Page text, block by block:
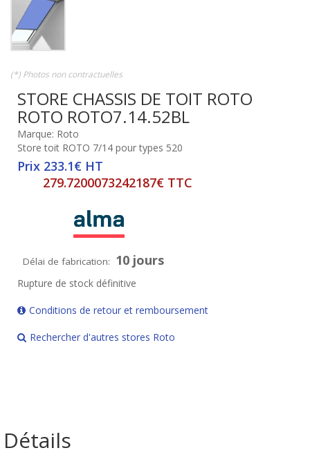
(*) Photos non contractuelles
STORE CHASSIS DE TOIT ROTO
ROTO ROTO7.14.52BL
Marque: Roto
Store toit ROTO 7/14 pour types 520
Prix 233.1€ HT
279.7200073242187€ TTC
Délai de fabrication: 10 jours
Rupture de stock définitive
Conditions de retour et remboursement
Rechercher d'autres stores Roto
Détails